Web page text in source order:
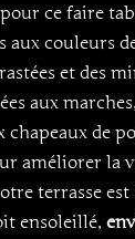
ce faire
aux couleurs
et des
aux
chapeaux de
améliorer la
terrasse est
ensoleillé,